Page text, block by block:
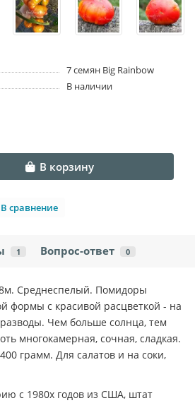
7 семян Big Rainbow
В наличии
В корзину
В сравнение
1 Вопрос-ответ 0
Среднеспелый. Помидоры
формы с красивой расцветкой - на
Чем больше солнца, тем
многокамерная, сочная, сладкая.
грамм. Для салатов и на соки,
с 1980х годов из США, штат